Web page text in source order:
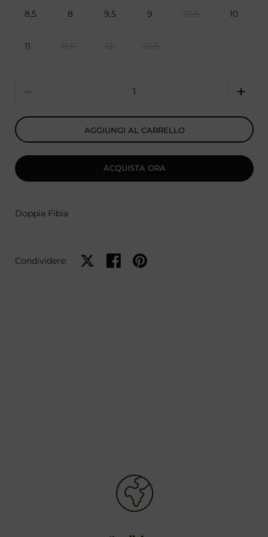
8,5 8 9,5 9 10
11
AGGIUNGI AL CARRELLO
ACQUISTA ORA
Doppia Fibia
Condividere: Condividi su XCondividi su Facebook
Condividi su Pinterest